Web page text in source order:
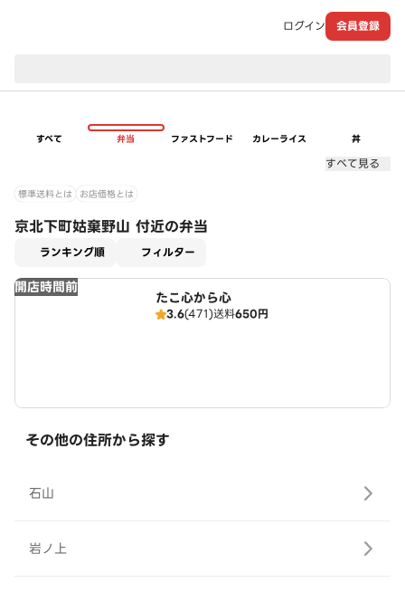
ログイン 会員登録
すべて 弁当 ファストフード カレーライス 丼
すべて見る
標準送料とは お店価格とは
京北下町姑棄野山 付近の弁当
ランキング順 フィルター
開店時間前
たこ心から心
3.6(471)送料650円
その他の住所から探す
石山
岩ノ上